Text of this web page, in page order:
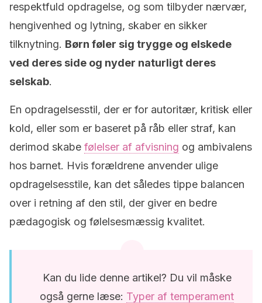
respektfuld opdragelse, og som tilbyder nærvær,
hengivenhed og lytning, skaber en sikker
tilknytning. Børn føler sig trygge og elskede
ved deres side og nyder naturligt deres
selskab.
En opdragelsesstil, der er for autoritær, kritisk eller
kold, eller som er baseret på råb eller straf, kan
derimod skabe følelser af afvisning og ambivalens
hos barnet. Hvis forældrene anvender ulige
opdragelsesstile, kan det således tippe balancen
over i retning af den stil, der giver en bedre
pædagogisk og følelsesmæssig kvalitet.
Kan du lide denne artikel? Du vil måske
også gerne læse: Typer af temperament